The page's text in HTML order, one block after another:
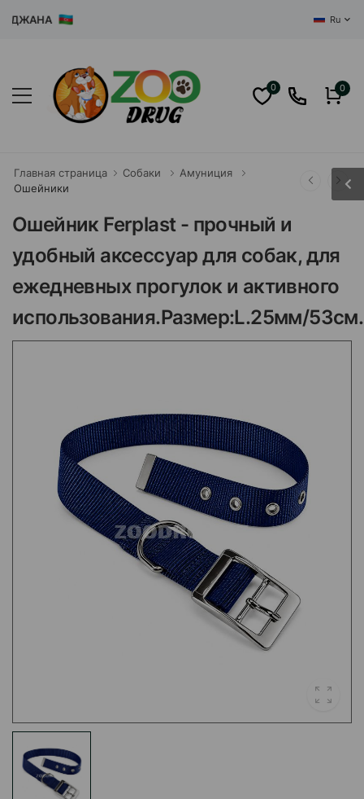
Ru
0 0
Главная страница Собаки
Амуниция
Ошейники
Ошейник Ferplast - прочный и
удобный аксессуар для собак, для
ежедневных прогулок и активного
использования.Размер:L.25мм/53см.